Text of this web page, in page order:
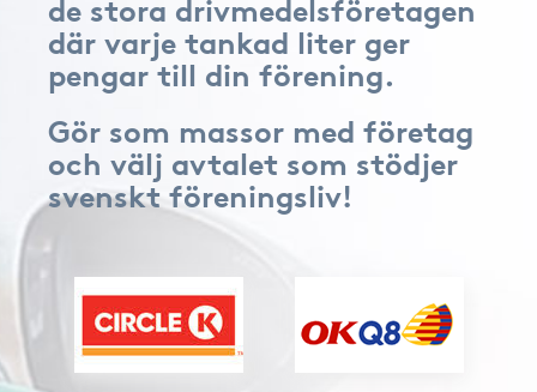
där varje tankad liter ger
pengar till din förening.
Gör som massor med företag
och välj avtalet som stödjer
svenskt föreningsliv!